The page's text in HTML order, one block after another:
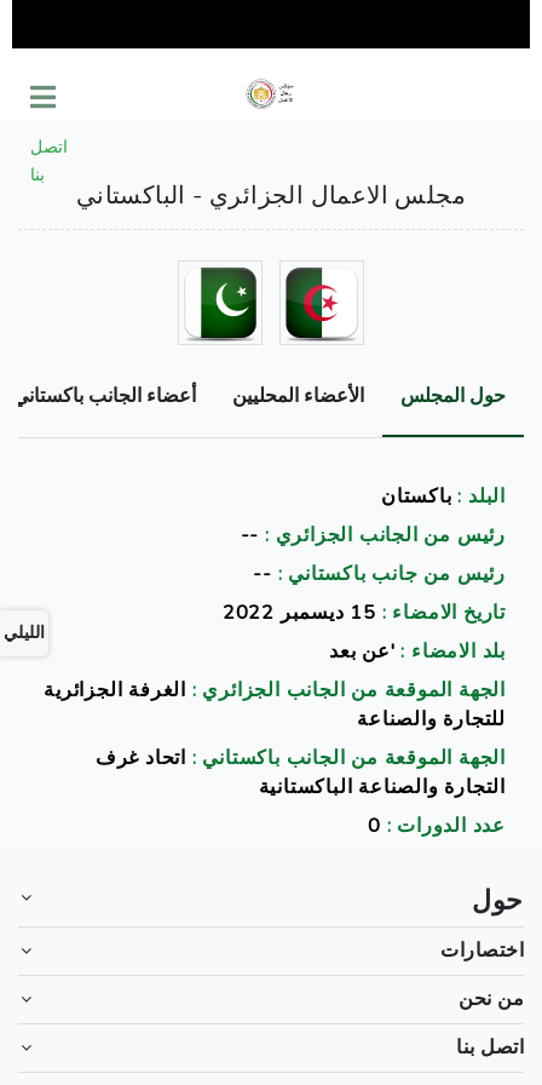
اتصل
بنا
مجلس الاعمال الجزائري - الباكستاني
حول المجلس الأعضاء المحليين أعضاء الجانب باكستاني
البلد : باكستان
رئيس من الجانب الجزائري : --
رئيس من جانب باكستاني : --
تاريخ الامضاء :
بلد الامضاء : 'عن بعد
الجهة الموقعة من الجانب الجزائري : الغرفة الجزائرية
للتجارة والصناعة
الجهة الموقعة من الجانب باكستاني : اتحاد غرف
التجارة والصناعة الباكستانية
عدد الدورات : 0
حول
اختصارات
من نحن
اتصل بنا
الليلي